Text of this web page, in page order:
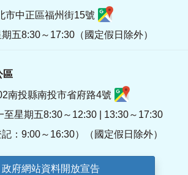
市中正區福州街15號
五8:30～17:30（國定假日除外）
區
南投縣南投市省府路4號
至星期五8:30～12:30 | 13:30～17:30
記：9:00～16:30）（國定假日除外）
政府網站資料開放宣告